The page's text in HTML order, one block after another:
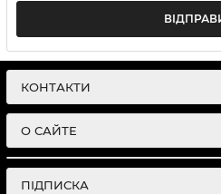
КОНТАКТИ
О САЙТЕ
ПІДПИСКА